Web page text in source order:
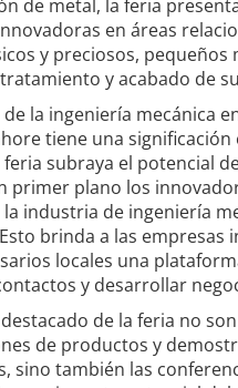
de metal, la feria
en áreas
y preciosos, pequeños
y acabado de
la ingeniería mecánica
tiene una significación
feria subraya el potencial
primer plano los
industria de ingeniería
brinda a las empresas
locales una
y desarrollar
de la feria no
de productos y
sino también las